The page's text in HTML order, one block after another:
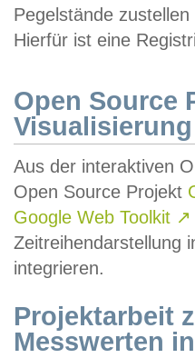
Pegelstände
Hierfür ist eine
Open Source
Visualisierung
Aus der interaktiven
Open Source Projekt
Google Web Toolkit ↗
Zeitreihendarstellung
integrieren.
Projektarbeit
Messwerten